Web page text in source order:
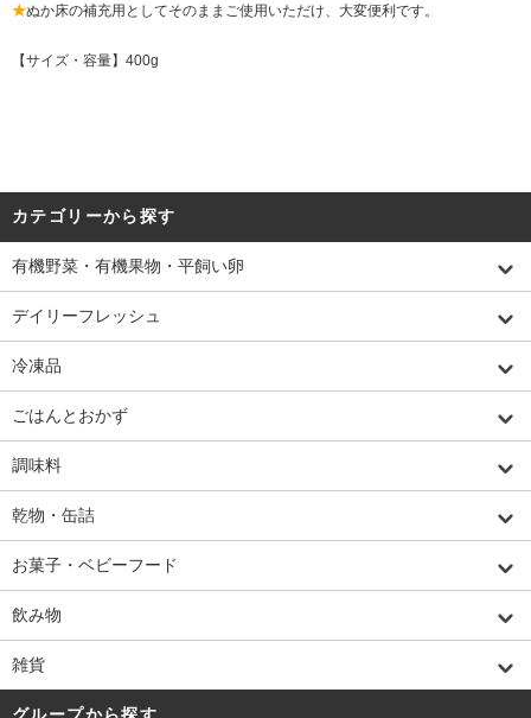
★ぬか床の補充用としてそのままご使用いただけ、大変便利です。
【サイズ・容量】400g
カテゴリーから探す
有機野菜・有機果物・平飼い卵
デイリーフレッシュ
冷凍品
ごはんとおかず
調味料
乾物・缶詰
お菓子・ベビーフード
飲み物
雑貨